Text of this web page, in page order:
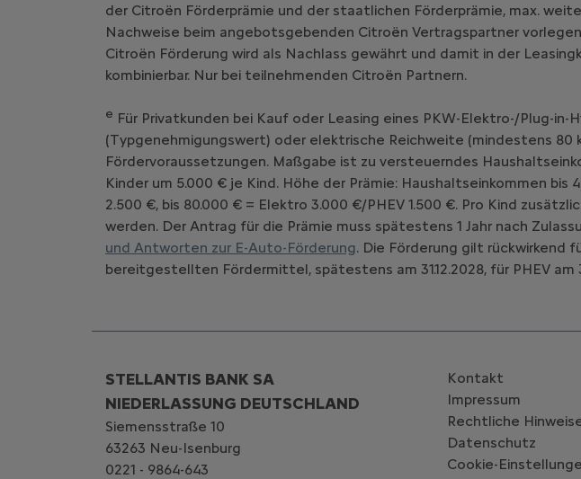
der Citroën Förderprämie und der staatlichen Förderprämie, max.
Nachweise beim angebotsgebenden Citroën Vertragspartner
Citroën Förderung wird als Nachlass gewährt und damit in der
kombinierbar. Nur bei teilnehmenden Citroën Partnern.
e Für Privatkunden bei Kauf oder Leasing eines PKW-Elektro-/Plug-in-
(Typgenehmigungswert) oder elektrische Reichweite (mindestens
Fördervoraussetzungen. Maßgabe ist zu versteuerndes
Kinder um 5.000 € je Kind. Höhe der Prämie: Haushaltseinkommen
2.500 €, bis 80.000 € = Elektro 3.000 €/PHEV 1.500 €. Pro Kind
werden. Der Antrag für die Prämie muss spätestens 1 Jahr nach
und Antworten zur E-Auto-Förderung. Die Förderung gilt rückwirkend
bereitgestellten Fördermittel, spätestens am 31.12.2028, für PHEV
STELLANTIS BANK SA
NIEDERLASSUNG DEUTSCHLAND
Siemensstraße 10
63263 Neu-Isenburg
0221 - 9864-643
Kontakt
Impressum
Rechtliche
Datenschutz
Cookie-